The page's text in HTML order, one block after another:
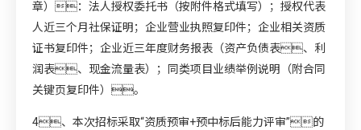
章）：法人授权委托书（按附件格式填写）；授权代表
人近三个月社保证明；企业营业执照复印件；企业相关资质
证书复印件；企业近三年度财务报表（资产负债表、利
润表、现金流量表）；同类项目业绩举例说明（附合同
关键页复印件）。
4、本次招标采取“资质预审+预中标后能力评审”的